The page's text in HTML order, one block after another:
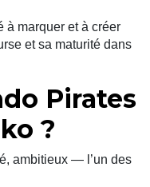
à marquer et à créer
et sa maturité dans
Pirates
?
ambitieux — l’un des